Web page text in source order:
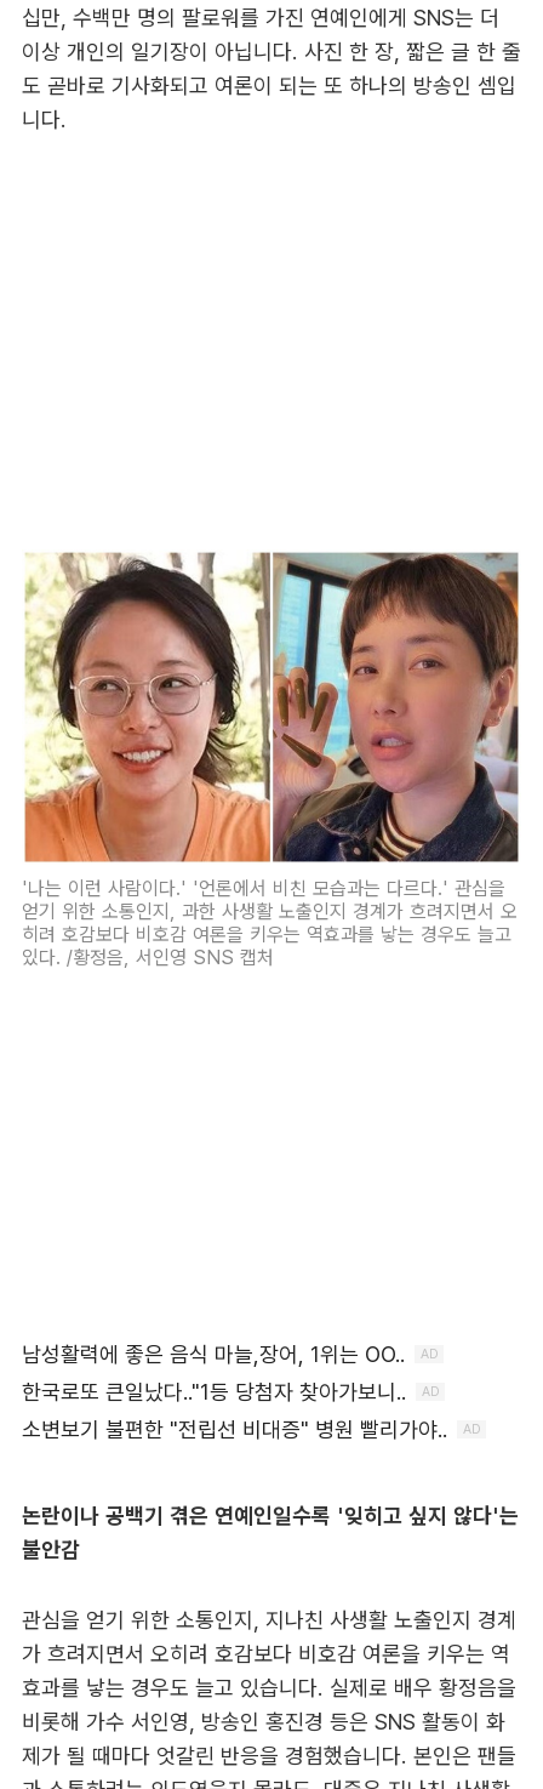
십만, 수백만 명의 팔로워를 가진 연예인에게 SNS는 더
이상 개인의 일기장이 아닙니다. 사진 한 장, 짧은 글 한 줄
도 곧바로 기사화되고 여론이 되는 또 하나의 방송인 셈입
니다.
'나는 이런 사람이다.' '언론에서 비친 모습과는 다르다.' 관심을
얻기 위한 소통인지, 과한 사생활 노출인지 경계가 흐려지면서 오
히려 호감보다 비호감 여론을 키우는 역효과를 낳는 경우도 늘고
있다. /황정음, 서인영 SNS 캡처
논란이나 공백기 겪은 연예인일수록 '잊히고 싶지 않다'는
불안감
관심을 얻기 위한 소통인지, 지나친 사생활 노출인지 경계
가 흐려지면서 오히려 호감보다 비호감 여론을 키우는 역
효과를 낳는 경우도 늘고 있습니다. 실제로 배우 황정음을
비롯해 가수 서인영, 방송인 홍진경 등은 SNS 활동이 화
제가 될 때마다 엇갈린 반응을 경험했습니다. 본인은 팬들